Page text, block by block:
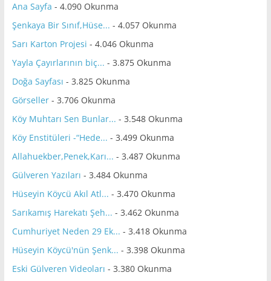
Ana Sayfa - 4.090 Okunma
Şenkaya Bir Sınıf,Hüse... - 4.057 Okunma
Sarı Karton Projesi - 4.046 Okunma
Yayla Çayırlarının biç... - 3.875 Okunma
Doğa Sayfası - 3.825 Okunma
Görseller- 3.706 Okunma
Köy Muhtarı Sen Bunlar... - 3.548 Okunma
Köy Enstitüleri -“Hede... - 3.499 Okunma
Allahuekber,Penek,Karı... - 3.487 Okunma
Gülveren Yazıları - 3.484 Okunma
Hüseyin Köycü Akıl Atl... - 3.470 Okunma
Sarıkamış Harekatı Şeh... - 3.462 Okunma
Cumhuriyet Neden 29 Ek... - 3.418 Okunma
Hüseyin Köycü'nün Şenk... - 3.398 Okunma
Eski Gülveren Videoları - 3.380 Okunma